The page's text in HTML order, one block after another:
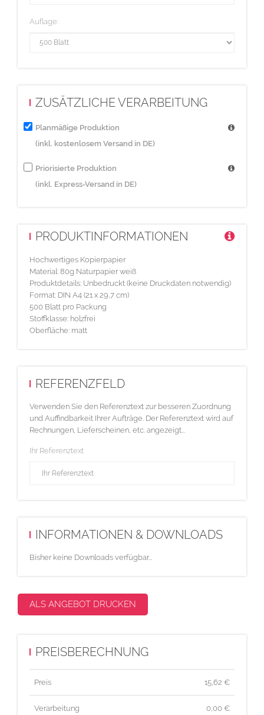
Auflage:
ZUSÄTZLICHE VERARBEITUNG
Planmäßige Produktion
(inkl. kostenlosem Versand in DE)
Priorisierte Produktion
(inkl. Express-Versand in DE)
PRODUKTINFORMATIONEN
Hochwertiges Kopierpapier
Material: 80g Naturpapier weiß
Produktdetails: Unbedruckt (keine Druckdaten notwendig)
Format: DIN A4 (21 x 29,7 cm)
500 Blatt pro Packung
Stoffklasse: holzfrei
Oberfläche: matt
REFERENZFELD
Verwenden Sie den Referenztext zur besseren Zuordnung
und Auffindbarkeit Ihrer Aufträge. Der Referenztext wird auf
Rechnungen, Lieferscheinen, etc. angezeigt...
Ihr Referenztext
INFORMATIONEN & DOWNLOADS
Bisher keine Downloads verfügbar...
ALS ANGEBOT DRUCKEN
PREISBERECHNUNG
Preis 15,62 €
Verarbeitung 0,00 €